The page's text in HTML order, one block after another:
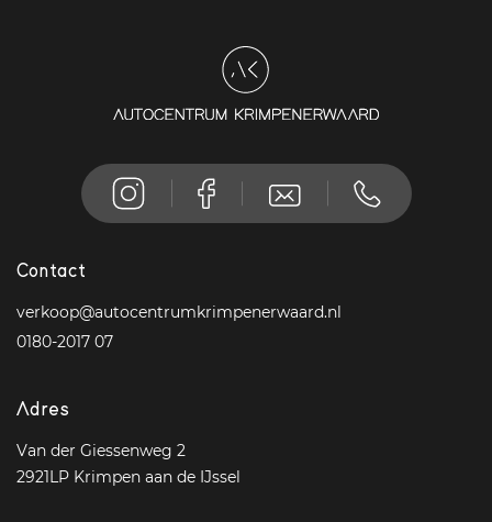
Contact
verkoop@autocentrumkrimpenerwaard.nl
0180-2017 07
Adres
Van der Giessenweg 2
2921LP Krimpen aan de IJssel